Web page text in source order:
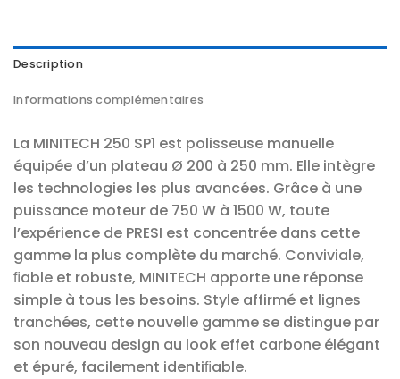
Description
Informations complémentaires
La MINITECH 250 SP1 est polisseuse manuelle
équipée d’un plateau Ø 200 à 250 mm. Elle intègre
les technologies les plus avancées. Grâce à une
puissance moteur de 750 W à 1500 W, toute
l’expérience de PRESI est concentrée dans cette
gamme la plus complète du marché. Conviviale,
ﬁable et robuste, MINITECH apporte une réponse
simple à tous les besoins. Style affirmé et lignes
tranchées, cette nouvelle gamme se distingue par
son nouveau design au look effet carbone élégant
et épuré, facilement identiﬁable.